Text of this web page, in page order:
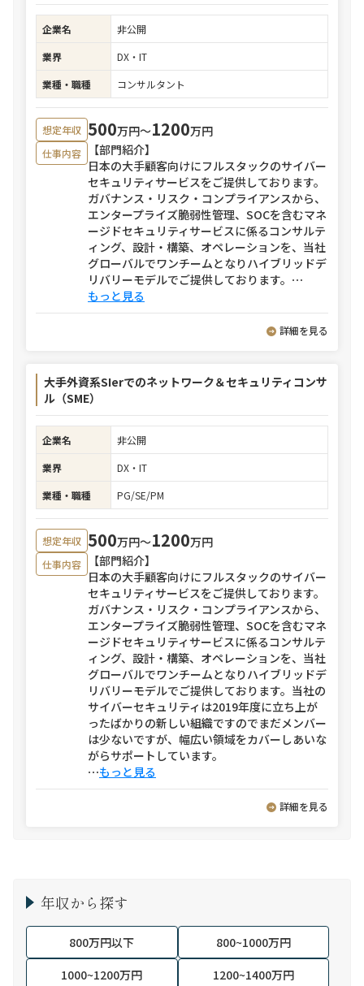
企業名
非公開
業界
DX・IT
業種・職種
コンサルタント
想定年収 500万円〜1200万円
仕事内容
【部門紹介】
日本の大手顧客向けにフルスタックのサイバー
セキュリティサービスをご提供しております。
ガバナンス・リスク・コンプライアンスから、
エンタープライズ脆弱性管理、SOCを含むマネ
ージドセキュリティサービスに係るコンサルテ
ィング、設計・構築、オペレーションを、当社
グローバルでワンチームとなりハイブリッドデ
リバリーモデルでご提供しております。 ⋯
もっと見る
詳細を見る
大手外資系SIerでのネットワーク＆セキュリティコンサ
ル（SME）
企業名
非公開
業界
DX・IT
業種・職種
PG/SE/PM
想定年収 500万円〜1200万円
仕事内容
【部門紹介】
日本の大手顧客向けにフルスタックのサイバー
セキュリティサービスをご提供しております。
ガバナンス・リスク・コンプライアンスから、
エンタープライズ脆弱性管理、SOCを含むマネ
ージドセキュリティサービスに係るコンサルテ
ィング、設計・構築、オペレーションを、当社
グローバルでワンチームとなりハイブリッドデ
リバリーモデルでご提供しております。当社の
サイバーセキュリティは2019年度に立ち上が
ったばかりの新しい組織ですのでまだメンバー
は少ないですが、幅広い領域をカバーしあいな
がらサポートしています。
⋯もっと見る
詳細を見る
年収から探す
800万円以下
800~1000万円
1000~1200万円
1200~1400万円